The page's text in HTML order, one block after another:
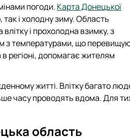
погоди. Карта Донецької
так і холодну зиму. Область
і прохолодна взимку, з
з температурами, що
регіоні, допомагає жителям
житті. Влітку багато
часу проводять вдома. Для
область